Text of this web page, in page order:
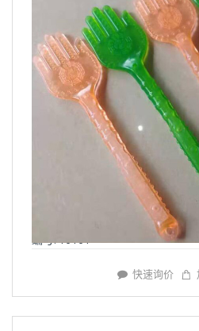
快速询价